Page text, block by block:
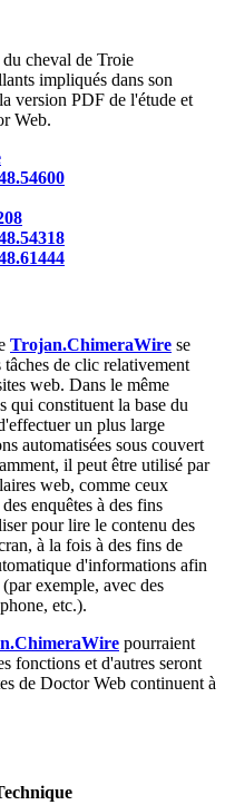
cheval de Troie
impliqués dans son
version PDF de l'étude et
Web.
Trojan.ChimeraWire se
tâches de clic relativement
web. Dans le même
qui constituent la base du
un plus large
automatisées sous couvert
il peut être utilisé par
web, comme ceux
enquêtes à des fins
pour lire le contenu des
à la fois à des fins de
d'informations afin
exemple, avec des
etc.).
pourraient
fonctions et d'autres seront
de Doctor Web continuent à